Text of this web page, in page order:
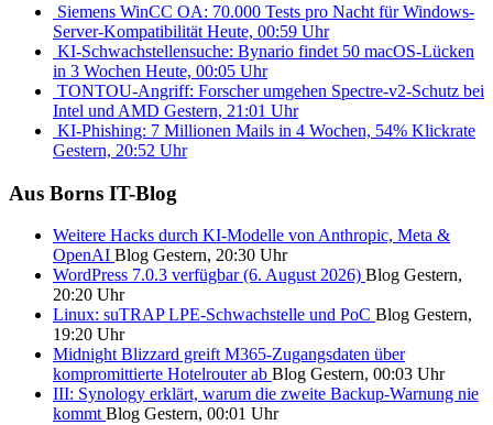
Siemens WinCC OA: 70.000 Tests pro Nacht für Windows-
Server-Kompatibilität Heute, 00:59 Uhr
KI-Schwachstellensuche: Bynario findet 50 macOS-Lücken
in 3 Wochen Heute, 00:05 Uhr
TONTOU-Angriff: Forscher umgehen Spectre-v2-Schutz bei
Intel und AMD Gestern, 21:01 Uhr
KI-Phishing: 7 Millionen Mails in 4 Wochen, 54% Klickrate
Gestern, 20:52 Uhr
Aus Borns IT-Blog
Weitere Hacks durch KI-Modelle von Anthropic, Meta &
OpenAI Blog Gestern, 20:30 Uhr
WordPress 7.0.3 verfügbar (6. August 2026) Blog Gestern,
20:20 Uhr
Linux: suTRAP LPE-Schwachstelle und PoC Blog Gestern,
19:20 Uhr
Midnight Blizzard greift M365-Zugangsdaten über
kompromittierte Hotelrouter ab Blog Gestern, 00:03 Uhr
III: Synology erklärt, warum die zweite Backup-Warnung nie
kommt Blog Gestern, 00:01 Uhr